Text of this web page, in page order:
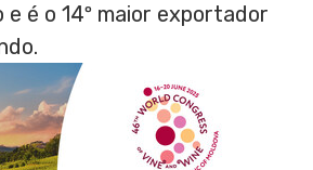
e é o 14º maior exportador